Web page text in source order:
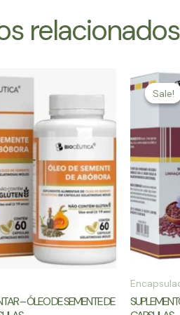
relacionados
– ÓLEO DE SEMENTE DE
Sale!
Sale!